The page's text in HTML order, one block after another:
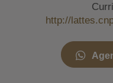
http://